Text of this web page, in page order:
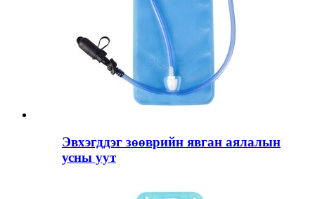
Эвхэгддэг зөөврийн явган аялалын
усны уут